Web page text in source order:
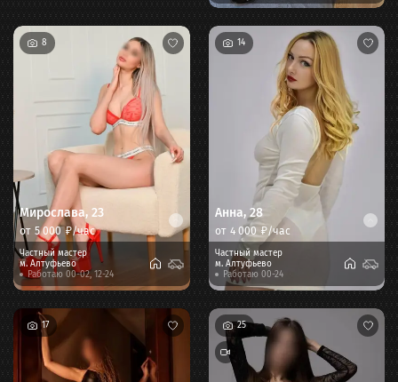
Мирослава, 23
от 5 000₽/час
Частный мастер
м. Алтуфьево
Работаю 00-02, 12-24
8
Анна, 28
от 4 000 ₽/час
Частный мастер
м. Алтуфьево
Работаю 00-24
14
17 25